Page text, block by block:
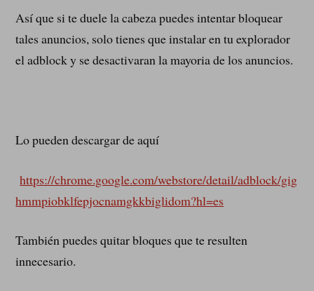
Así que si te duele la cabeza puedes intentar bloquear
tales anuncios, solo tienes que instalar en tu explorador
el adblock y se desactivaran la mayoria de los anuncios.
Lo pueden descargar de aquí
https://chrome.google.com/webstore/detail/adblock/gig
hmmpiobklfepjocnamgkkbiglidom?hl=es
También puedes quitar bloques que te resulten
innecesario.